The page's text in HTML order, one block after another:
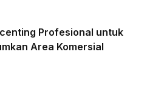
Profesional untuk
Area Komersial